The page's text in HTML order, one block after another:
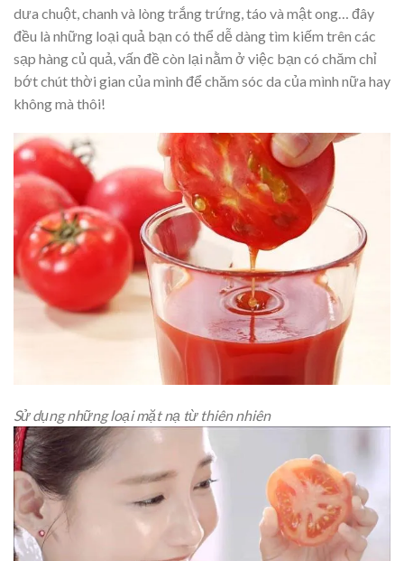
dưa chuột, chanh và lòng trắng trứng, táo và mật ong… đây
đều là những loại quả bạn có thể dễ dàng tìm kiếm trên các
sạp hàng củ quả, vấn đề còn lại nằm ở việc bạn có chăm chỉ
bớt chút thời gian của mình để chăm sóc da của mình nữa hay
không mà thôi!
Sử dụng những loại mặt nạ từ thiên nhiên